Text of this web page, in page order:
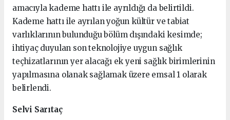
amacıyla kademe hattı ile ayrıldığı da belirtildi.
Kademe hattı ile ayrılan yoğun kültür ve tabiat
varlıklarının bulunduğu bölüm dışındaki kesimde;
ihtiyaç duyulan son teknolojiye uygun sağlık
teçhizatlarının yer alacağı ek yeni sağlık birimlerinin
yapılmasına olanak sağlamak üzere emsal 1 olarak
belirlendi.
Selvi Sarıtaç